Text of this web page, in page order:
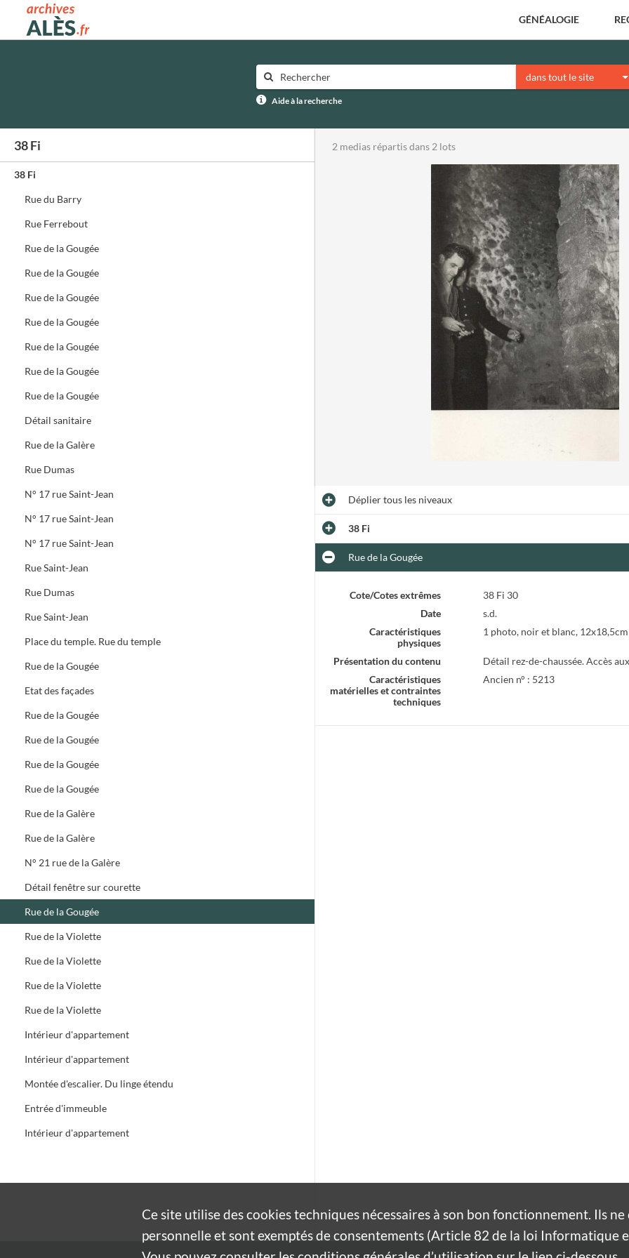
Archives municipales d'Alès GÉNÉALOGIE
dans tout le site
Aide à la recherche
38 Fi
38 Fi
Rue du Barry
Rue Ferrebout
Rue de la Gougée
Rue de la Gougée
Rue de la Gougée
Rue de la Gougée
Rue de la Gougée
Rue de la Gougée
Rue de la Gougée
Détail sanitaire
Rue de la Galère
Rue Dumas
N° 17 rue Saint-Jean
N° 17 rue Saint-Jean
N° 17 rue Saint-Jean
Rue Saint-Jean
Rue Dumas
Rue Saint-Jean
Place du temple. Rue du temple
Rue de la Gougée
Etat des façades
Rue de la Gougée
Rue de la Gougée
Rue de la Gougée
Rue de la Gougée
Rue de la Galère
Rue de la Galère
N° 21 rue de la Galère
Détail fenêtre sur courette
Rue de la Gougée
Rue de la Violette
Rue de la Violette
Rue de la Violette
Rue de la Violette
Intérieur d'appartement
Intérieur d'appartement
Montée d'escalier. Du linge étendu
Entrée d'immeuble
Intérieur d'appartement
2 medias répartis dans 2 lots
Dépliertous les niveaux
38 Fi
Rue de la Gougée
Cote/Cotes extrêmes
38 Fi 30
Date
s.d.
Caractéristiques
physiques
1 photo, noir et blanc, 12x18,5cm
Présentation du contenu
Détail rez-de-chaussée. Accès
Caractéristiques
matérielles et contraintes
techniques
Ancien n° : 5213
Ce site utilise descookiestechniques nécessaires à son bon fonctionnement. Ils
personnelle et sont exemptés de consentements (Article 82 de la loi Informatique